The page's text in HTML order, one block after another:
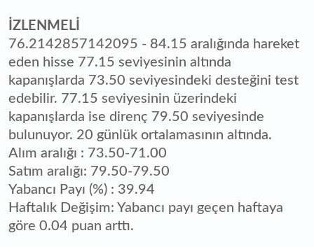
İZLENMELİ
76.2142857142095 - 84.15 aralığında hareket
eden hisse 77.15 seviyesinin altında
kapanışlarda 73.50 seviyesindeki desteğini test
edebilir. 77.15 seviyesinin üzerindeki
kapanışlarda ise direnç 79.50 seviyesinde
bulunuyor. 20 günlük ortalamasının altında.
Alım aralığı : 73.50-71.00
Satım aralığı: 79.50-79.50
Yabancı Payı (%) : 39.94
Haftalık Değişim: Yabancı payı geçen haftaya
göre 0.04 puan arttı.